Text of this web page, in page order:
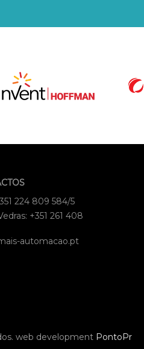
224 809 584/5
+351 261 408
automacao.pt
web development PontoPr